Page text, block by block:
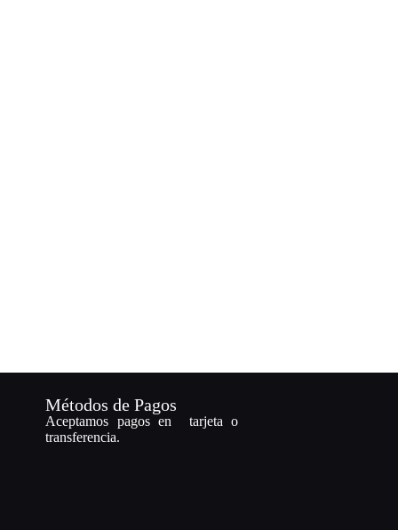
Métodos de Pagos
Aceptamos pagos en tarjeta o
transferencia.